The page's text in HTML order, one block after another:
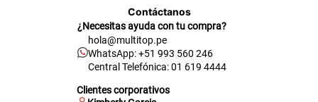
Contáctanos
¿Necesitas ayuda con tu compra?
hola@multitop.pe
WhatsApp: +51 993 560 246
Central Telefónica: 01 619 4444
Clientes corporativos